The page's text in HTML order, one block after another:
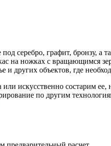
серебро, графит, бронзу, а
на ножках с вращающимся
других объектов, где
искусственно состарим
по другим